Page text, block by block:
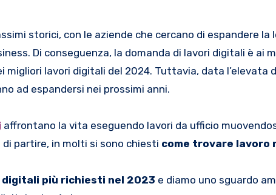
storici, con le aziende che cercano di espandere la
Di conseguenza, la domanda di lavori digitali è ai
lavori digitali del 2024. Tuttavia, data l’elevata
ad espandersi nei prossimi anni.
affrontano la vita eseguendo lavori da ufficio
partire, in molti si sono chiesti come trovare lavoro
digitali più richiesti nel 2023 e diamo uno sguardo